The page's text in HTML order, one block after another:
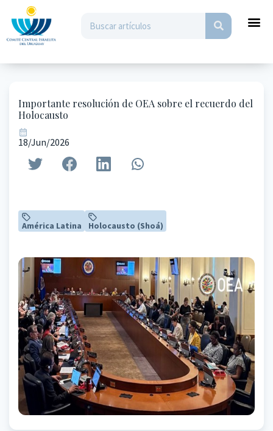
Importante resolución de OEA sobre el recuerdo del
Holocausto
18/Jun/2026
América Latina Holocausto (Shoá)